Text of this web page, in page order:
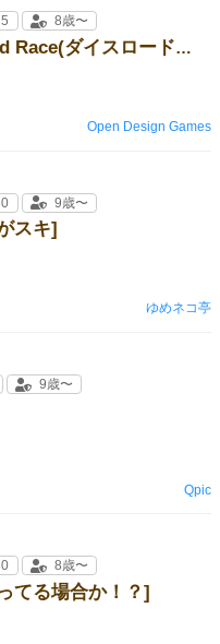
[The Dice Road Race(ダイスロードレース)]
8歳〜
Open Design Games
スキ]
9歳〜
ゆめネコ亭
9歳〜
Qpic
てる場合か！？]
8歳〜